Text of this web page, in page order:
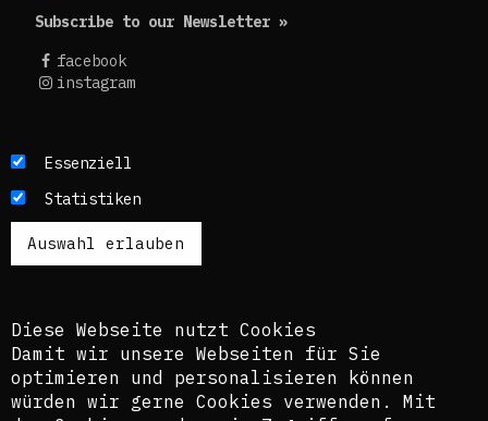
Subscribe to our Newsletter »
facebook
instagram
Die Texte dieses Blogs werden in der Regel auf
Französisch publiziert. Um einen möglichst
breiten Zugang zu ermöglichen, nutzen wir
zusätzlich ein automatisches Übersetzungstool.
Es ist dem kuratorischen Team bewusst, dass
werden.
The texts of this blog are usually published in
English and German, perspectively also in
Essenziell
Statistiken
Diese Webseite nutzt Cookies
Damit wir unsere Webseiten für Sie
optimieren und personalisieren können
würden wir gerne Cookies verwenden. Mit